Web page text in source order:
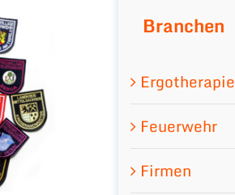
Branchen
Ergotherapie
Feuerwehr
Firmen